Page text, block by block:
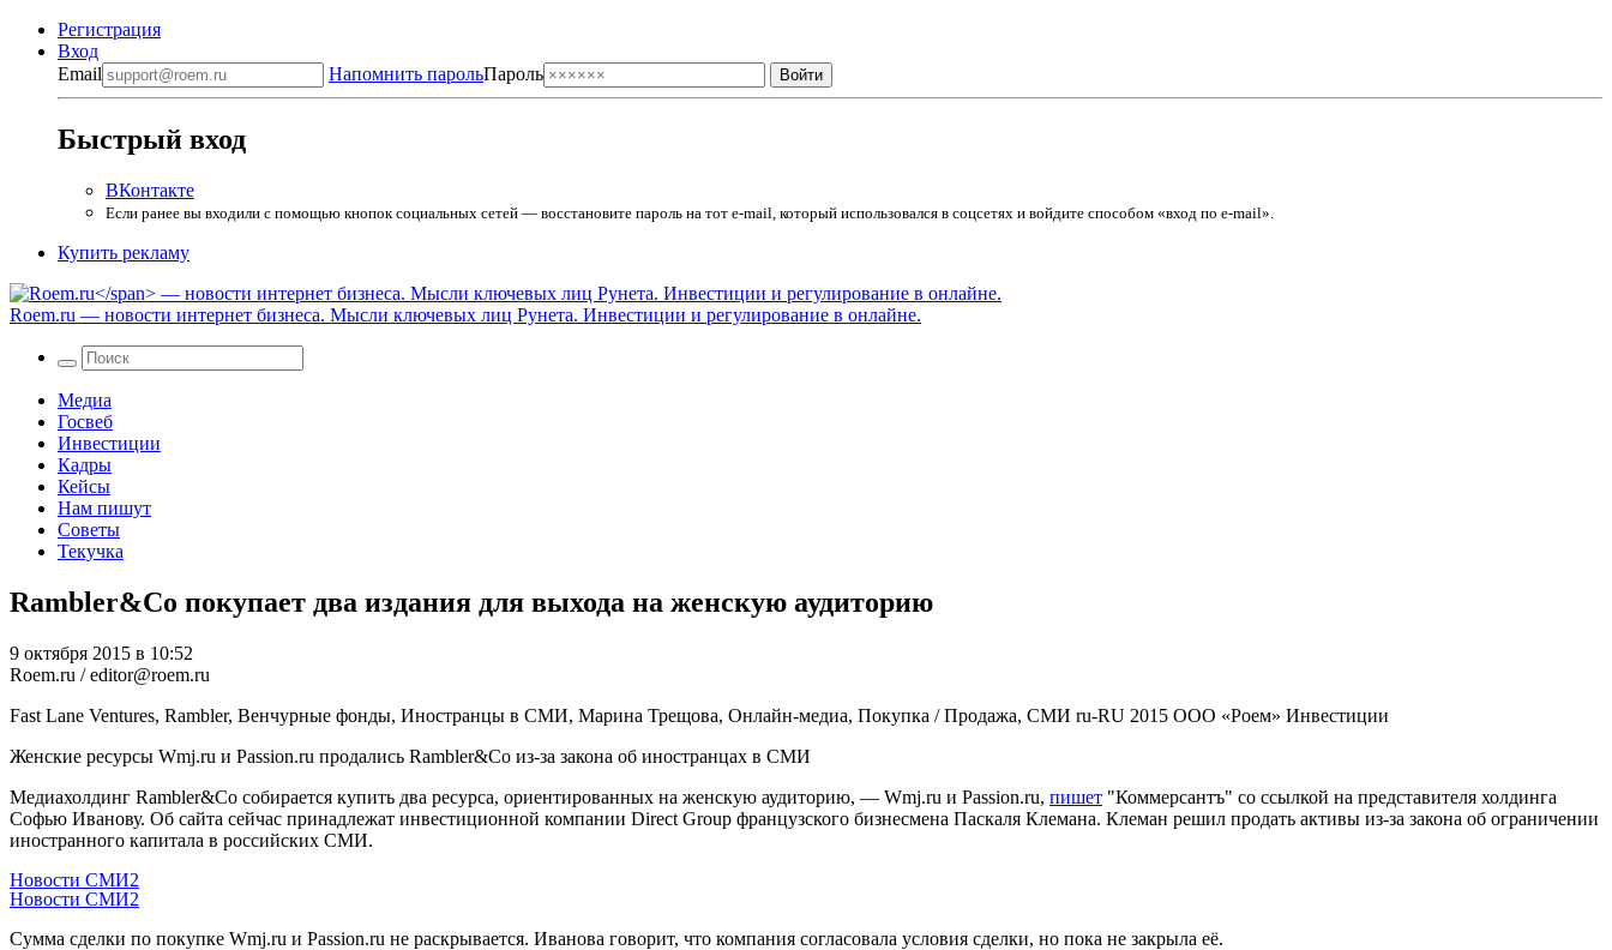
Регистрация
Вход
Email
Напомнить парольПароль
Быстрый вход
ВКонтакте
Если ранее вы входили с помощью кнопок социальных сетей — восстановите пароль на тот e-mail, который использовался в соцсетях и войдите способом «вход по e-mail».
Купить рекламу
Roem.ru — новости интернет бизнеса. Мысли ключевых лиц Рунета. Инвестиции и регулирование в онлайне.
Медиа
Госвеб
Инвестиции
Кадры
Кейсы
Нам пишут
Советы
Текучка
Rambler&Co покупает два издания для выхода на женскую аудиторию
9 октября 2015 в 10:52
Roem.ru / editor@roem.ru
Fast Lane Ventures, Rambler, Венчурные фонды, Иностранцы в СМИ, Марина Трещова, Онлайн-медиа, Покупка / Продажа, СМИ ru-RU 2015 ООО «Роем» Инвестиции
Женские ресурсы Wmj.ru и Passion.ru продались Rambler&Co из-за закона об иностранцах в СМИ
Медиахолдинг Rambler&Co собирается купить два ресурса, ориентированных на женскую аудиторию, — Wmj.ru и Passion.ru, пишет "Коммерсантъ" со ссылкой на представителя холдинга
Софью Иванову. Об сайта сейчас принадлежат инвестиционной компании Direct Group французского бизнесмена Паскаля Клемана. Клеман решил продать активы из-за закона об ограничении
иностранного капитала в российских СМИ.
Новости СМИ2
Новости СМИ2
Сумма сделки по покупке Wmj.ru и Passion.ru не раскрывается. Иванова говорит, что компания согласовала условия сделки, но пока не закрыла её.